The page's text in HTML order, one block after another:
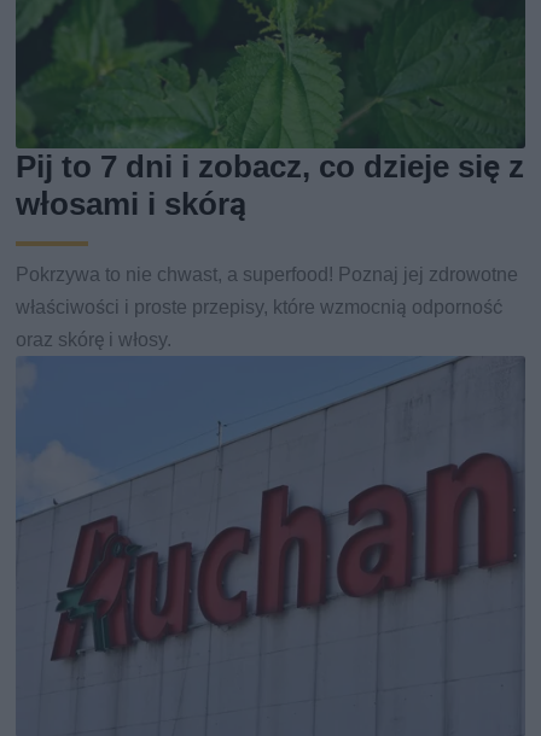
Pij to 7 dni i zobacz, co dzieje się z
włosami i skórą
Pokrzywa to nie chwast, a superfood! Poznaj jej zdrowotne
właściwości i proste przepisy, które wzmocnią odporność
oraz skórę i włosy.